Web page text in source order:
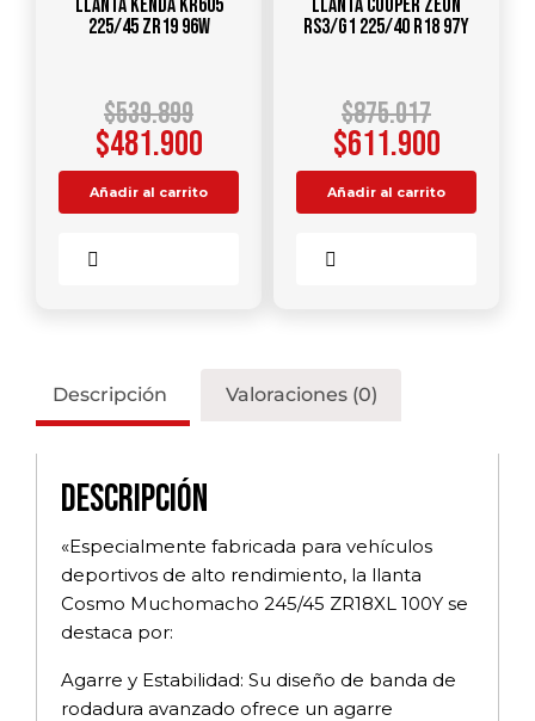
Llanta KENDA KR605
225/45 ZR19 96W
$539.899
$481.900
Añadir al carrito
Llanta COOPER ZEON
RS3/G1 225/40 R18 97Y
$875.017
$611.900
Añadir al carrito
Descripción Valoraciones (0)
Descripción
«Especialmente fabricada para vehículos
deportivos de alto rendimiento, la llanta
Cosmo Muchomacho 245/45 ZR18XL 100Y se
destaca por:
Agarre y Estabilidad: Su diseño de banda de
rodadura avanzado ofrece un agarre